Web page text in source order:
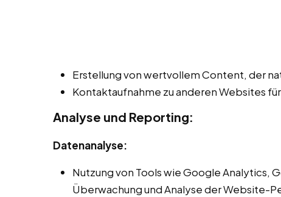
Erstellung von wertvollem Content, der
Kontaktaufnahme zu anderen Websites
Analyse und Reporting:
Datenanalyse:
Nutzung von Tools wie Google Analytics,
Überwachung und Analyse der Website-